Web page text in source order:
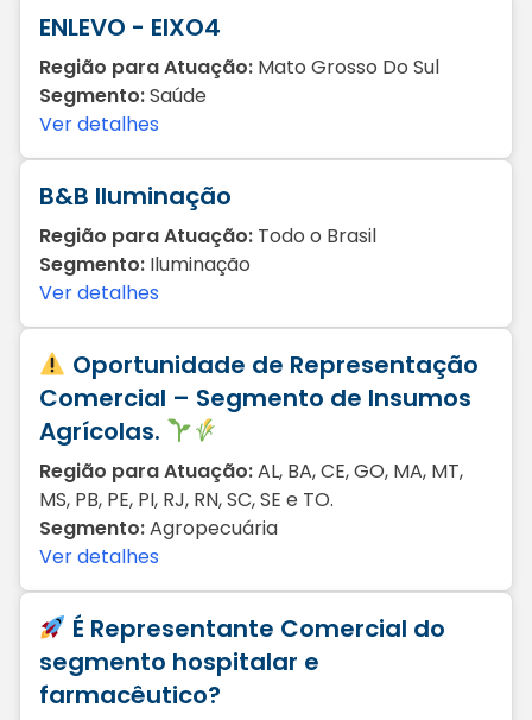
ENLEVO - EIXO4
Região para Atuação: Mato Grosso Do Sul
Segmento:Saúde
Ver detalhes
B&B Iluminação
Região para Atuação: Todo o Brasil
Segmento: Iluminação
Ver detalhes
Oportunidade de Representação
Comercial – Segmento de Insumos
Agrícolas.
Região para Atuação:AL, BA, CE, GO, MA, MT,
MS, PB, PE, PI, RJ, RN, SC, SE e TO.
Segmento:Agropecuária
Ver detalhes
É Representante Comercial do
segmento hospitalar e
farmacêutico?